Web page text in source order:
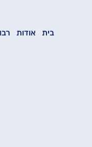
בית אודות